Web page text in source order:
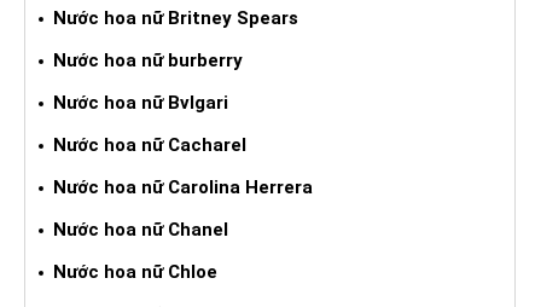
Nước hoa nữ Britney Spears
Nước hoa nữ burberry
Nước hoa nữ Bvlgari
Nước hoa nữ Cacharel
Nước hoa nữ Carolina Herrera
Nước hoa nữ Chanel
Nước hoa nữ Chloe